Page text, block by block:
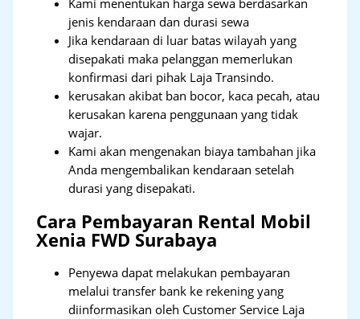
Kami menentukan harga sewa berdasarkan
jenis kendaraan dan durasi sewa
Jika kendaraan di luar batas wilayah yang
disepakati maka pelanggan memerlukan
konfirmasi dari pihak Laja Transindo.
kerusakan akibat ban bocor, kaca pecah, atau
kerusakan karena penggunaan yang tidak
wajar.
Kami akan mengenakan biaya tambahan jika
Anda mengembalikan kendaraan setelah
durasi yang disepakati.
Cara Pembayaran Rental Mobil
Xenia FWD Surabaya
Penyewa dapat melakukan pembayaran
melalui transfer bank ke rekening yang
diinformasikan oleh Customer Service Laja